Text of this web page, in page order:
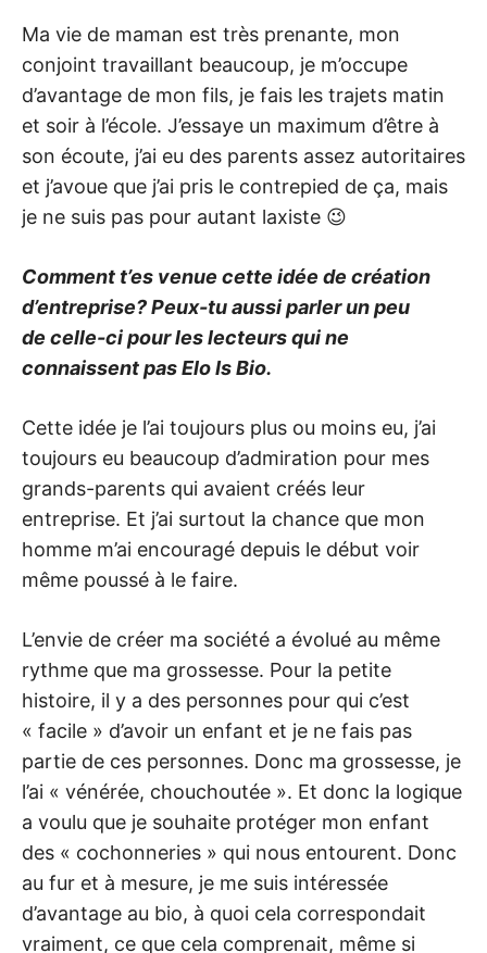
Ma vie de maman est très prenante, mon
conjoint travaillant beaucoup, je m’occupe
d’avantage de mon fils, je fais les trajets matin
et soir à l’école. J’essaye un maximum d’être à
son écoute, j’ai eu des parents assez autoritaires
et j’avoue que j’ai pris le contrepied de ça, mais
je ne suis pas pour autant laxiste 😉
Comment t’es venue cette idée de création
d’entreprise? Peux-tu aussi parler un peu
de celle-ci pour les lecteurs qui ne
connaissent pas Elo Is Bio.
Cette idée je l’ai toujours plus ou moins eu, j’ai
toujours eu beaucoup d’admiration pour mes
grands-parents qui avaient créés leur
entreprise. Et j’ai surtout la chance que mon
homme m’ai encouragé depuis le début voir
même poussé à le faire.
L’envie de créer ma société a évolué au même
rythme que ma grossesse. Pour la petite
histoire, il y a des personnes pour qui c’est
« facile » d’avoir un enfant et je ne fais pas
partie de ces personnes. Donc ma grossesse, je
l’ai « vénérée, chouchoutée ». Et donc la logique
a voulu que je souhaite protéger mon enfant
des « cochonneries » qui nous entourent. Donc
au fur et à mesure, je me suis intéressée
d’avantage au bio, à quoi cela correspondait
vraiment, ce que cela comprenait, même si